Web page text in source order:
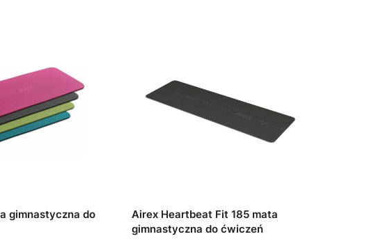
gimnastyczna do
Airex Heartbeat Fit 185 mata
gimnastyczna do ćwiczeń